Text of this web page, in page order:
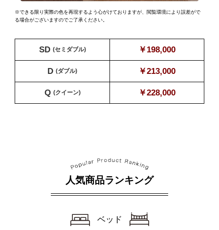
※できる限り実際の色を再現するよう心がけておりますが、 閲覧環境により誤差がで
る場合がございますのでご了承ください。
SD (セミダブル) ￥198,000
D (ダブル) ￥213,000
Q (クイーン) ￥228,000
人気商品ランキング
ベッド